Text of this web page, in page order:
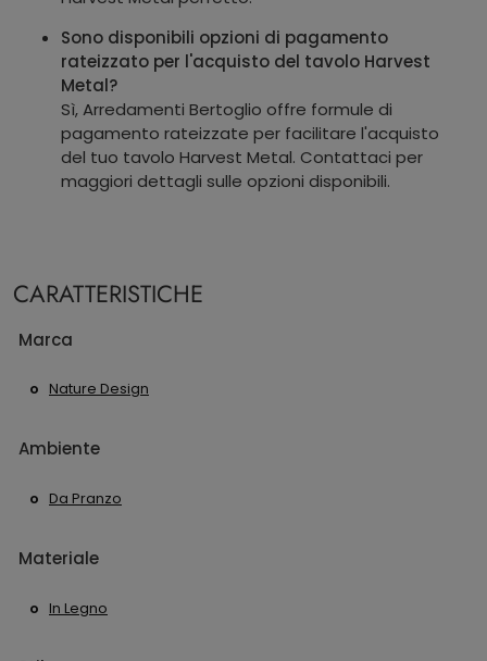
Sono disponibili opzioni di pagamento
rateizzato per l'acquisto del tavolo Harvest
Metal?
Sì, Arredamenti Bertoglio offre formule di
pagamento rateizzate per facilitare l'acquisto
del tuo tavolo Harvest Metal. Contattaci per
maggiori dettagli sulle opzioni disponibili.
CARATTERISTICHE
Marca
Nature Design
Ambiente
Da Pranzo
Materiale
In Legno